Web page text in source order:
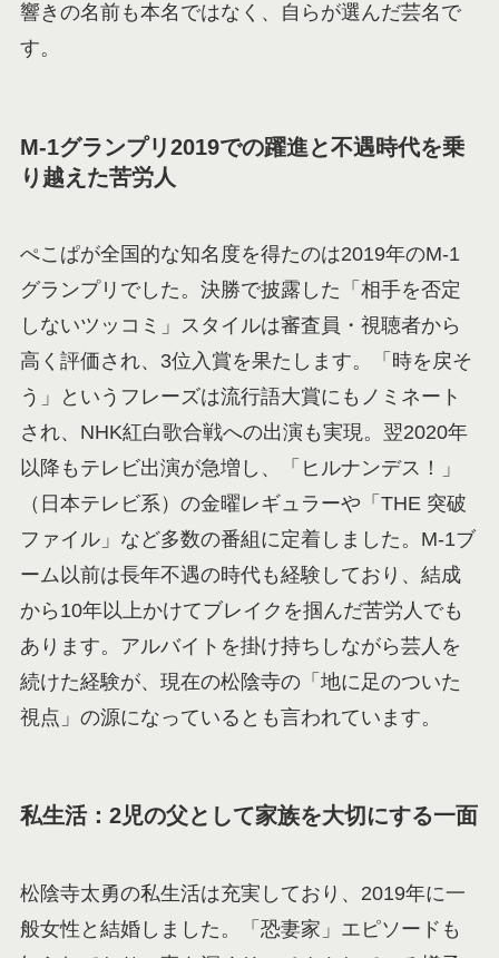
響きの名前も本名ではなく、自らが選んだ芸名で
す。
M-1グランプリ2019での躍進と不遇時代を乗
り越えた苦労人
ぺこぱが全国的な知名度を得たのは2019年のM-1
グランプリでした。決勝で披露した「相手を否定
しないツッコミ」スタイルは審査員・視聴者から
高く評価され、3位入賞を果たします。「時を戻そ
う」というフレーズは流行語大賞にもノミネート
され、NHK紅白歌合戦への出演も実現。翌2020年
以降もテレビ出演が急増し、「ヒルナンデス！」
（日本テレビ系）の金曜レギュラーや「THE 突破
ファイル」など多数の番組に定着しました。M-1ブ
ーム以前は長年不遇の時代も経験しており、結成
から10年以上かけてブレイクを掴んだ苦労人でも
あります。アルバイトを掛け持ちしながら芸人を
続けた経験が、現在の松陰寺の「地に足のついた
視点」の源になっているとも言われています。
私生活：2児の父として家族を大切にする一面
松陰寺太勇の私生活は充実しており、2019年に一
般女性と結婚しました。「恐妻家」エピソードも